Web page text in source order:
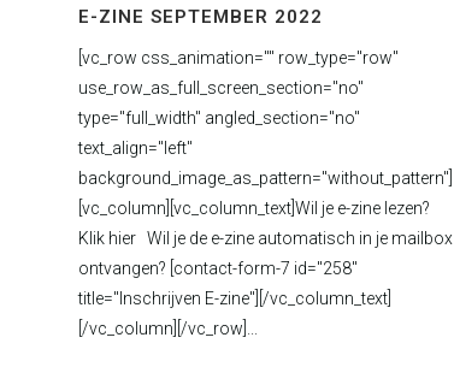
E-ZINE SEPTEMBER 2022
[vc_row css_animation="" row_type="row"
use_row_as_full_screen_section="no"
type="full_width" angled_section="no"
text_align="left"
background_image_as_pattern="without_pattern"]
[vc_column][vc_column_text]Wil je e-zine lezen?
Klik hier Wil je de e-zine automatisch in je mailbox
ontvangen? [contact-form-7 id="258"
title="Inschrijven E-zine"][/vc_column_text]
[/vc_column][/vc_row]...